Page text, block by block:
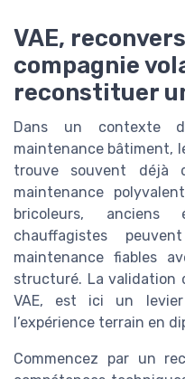
VAE,
compagnie
reconstituer
Dans un contexte
maintenance bâtiment,
trouve souvent déjà
maintenance
bricoleurs,
chauffagistes
maintenance fiables
structuré. La validation
VAE, est ici un
l’expérience terrain en
Commencez par un